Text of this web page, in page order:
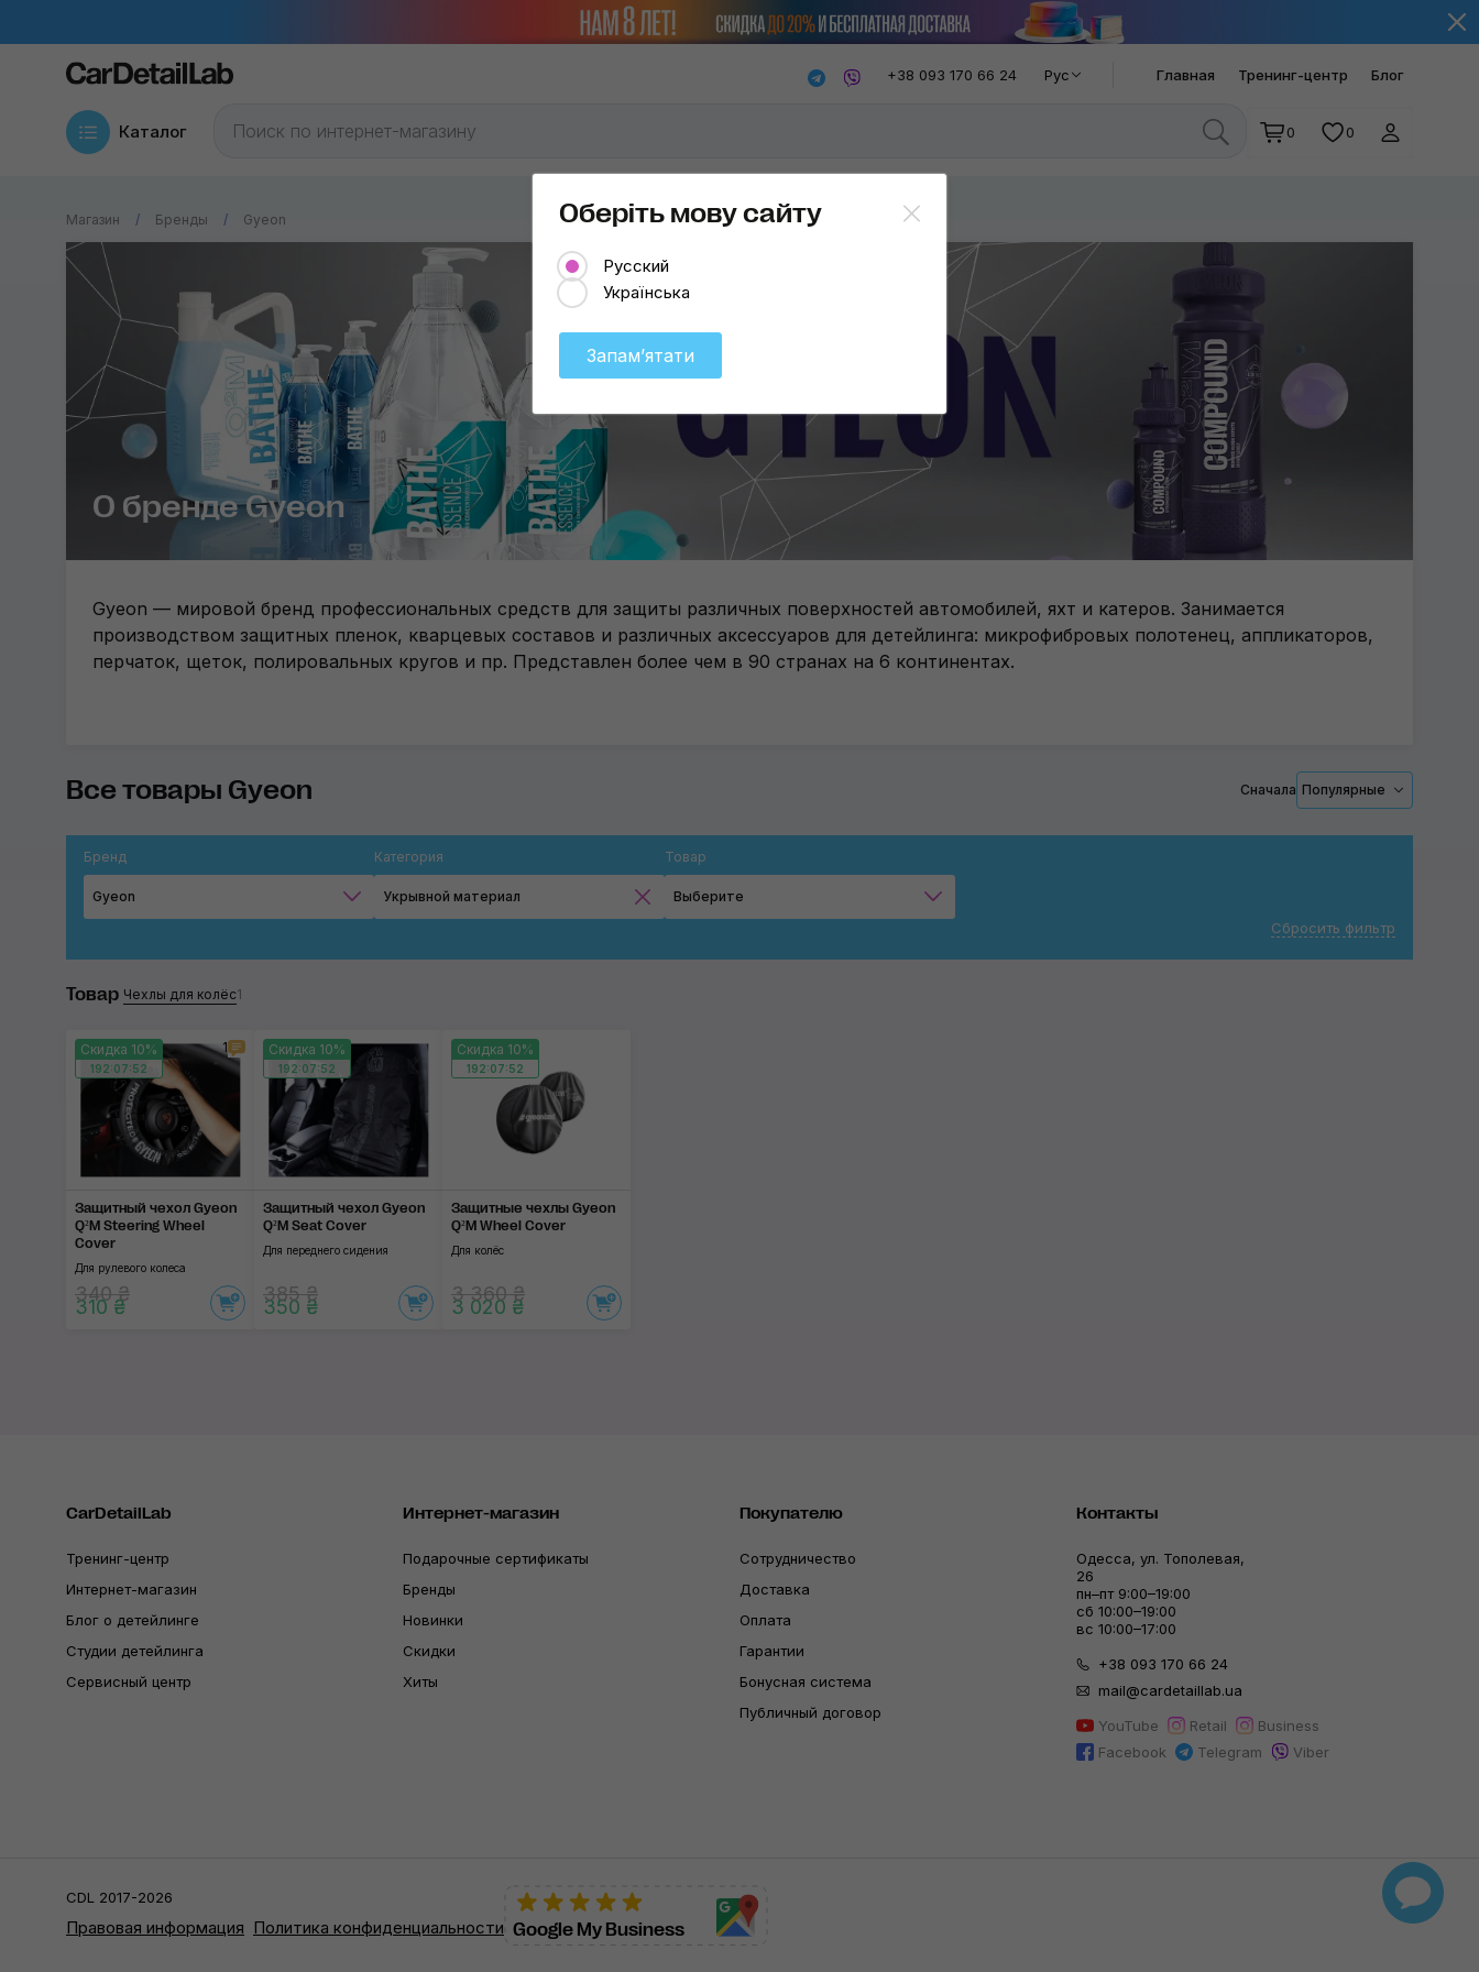
+38 093 170 66 24 Рус Главная Тренинг-центр Блог
Каталог 0 0
Магазин Бренды Gyeon
О бренде Gyeon
Gyeon — мировой бренд профессиональных средств для защиты различных поверхностей автомобилей, яхт и катеров. Занимается
производством защитных пленок, кварцевых составов и различных аксессуаров для детейлинга: микрофибровых полотенец, аппликаторов,
перчаток, щеток, полировальных кругов и пр. Представлен более чем в 90 странах на 6 континентах.
Все товары Gyeon Сначала Популярные
Бренд
Gyeon
Категория
Укрывной материал
Товар
Выберите
Сбросить фильтр
Товар Чехлы для колёс1
Скидка 10%
192:07:51
1
Защитный чехол Gyeon
Q²M Steering Wheel
Cover
Для рулевого колеса
340 ₴
310 ₴
Скидка 10%
192:07:51
Защитный чехол Gyeon
Q²M Seat Cover
Для переднего сидения
385 ₴
350 ₴
Скидка 10%
192:07:51
Защитные чехлы Gyeon
Q²M Wheel Сover
Для колёс
3 360 ₴
3 020 ₴
CarDetailLab
Тренинг-центр
Интернет-магазин
Блог о детейлинге
Студии детейлинга
Сервисный центр
Интернет-магазин
Подарочные сертификаты
Бренды
Новинки
Скидки
Хиты
Покупателю
Сотрудничество
Доставка
Оплата
Гарантии
Бонусная система
Публичный договор
Контакты
Одесса, ул. Тополевая,
26
пн–пт 9:00–19:00
сб 10:00–19:00
вс 10:00–17:00
+38 093 170 66 24
mail@cardetaillab.ua
YouTube
Retail
Business
Facebook
Telegram Viber
CDL 2017-2026
Правовая информация Политика конфиденциальности Google My Business
Оберіть мову сайту
Русский
Українська
Запамʼятати